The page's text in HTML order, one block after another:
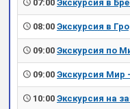
07:00 Экскурсия в
08:00 Экскурсия в
09:00 Экскурсия по
09:00 Экскурсия Мир
10:00 Экскурсия на